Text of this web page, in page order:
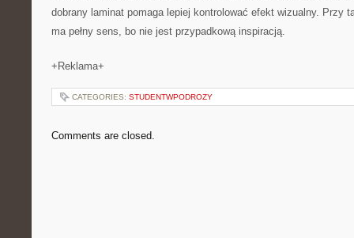
dobrany laminat pomaga lepiej kontrolować efekt wizualny. Przy
ma pełny sens, bo nie jest przypadkową inspiracją.
+Reklama+
CATEGORIES: STUDENTWPODROZY
Comments are closed.